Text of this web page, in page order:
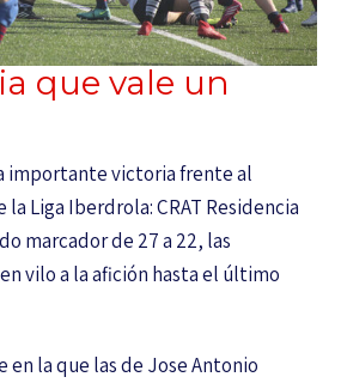
que vale un
importante victoria frente al
Liga Iberdrola: CRAT Residencia
marcador de 27 a 22, las
vilo a la afición hasta el último
en la que las de Jose Antonio